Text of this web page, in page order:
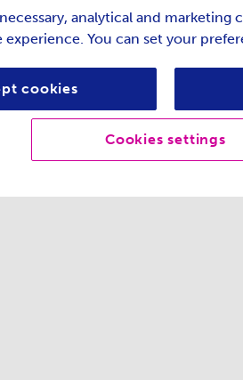
38. Drinkers in duister café 1'12"
39. Shots maanlanding
emigranten
analytical and
experience. You can set your
cookies
Cookies settings